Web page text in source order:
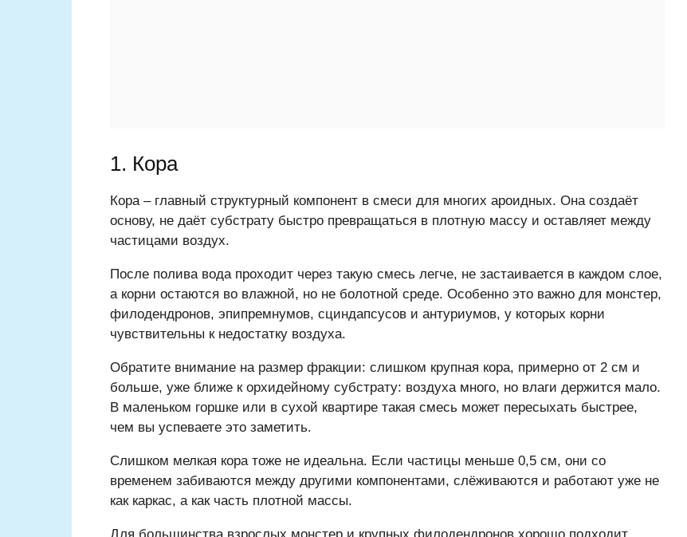
1. Кора
Кора – главный структурный компонент в смеси для многих ароидных. Она создаёт
основу, не даёт субстрату быстро превращаться в плотную массу и оставляет между
частицами воздух.
После полива вода проходит через такую смесь легче, не застаивается в каждом слое,
а корни остаются во влажной, но не болотной среде. Особенно это важно для монстер,
филодендронов, эпипремнумов, сциндапсусов и антуриумов, у которых корни
чувствительны к недостатку воздуха.
Обратите внимание на размер фракции: слишком крупная кора, примерно от 2 см и
больше, уже ближе к орхидейному субстрату: воздуха много, но влаги держится мало.
В маленьком горшке или в сухой квартире такая смесь может пересыхать быстрее,
чем вы успеваете это заметить.
Слишком мелкая кора тоже не идеальна. Если частицы меньше 0,5 см, они со
временем забиваются между другими компонентами, слёживаются и работают уже не
как каркас, а как часть плотной массы.